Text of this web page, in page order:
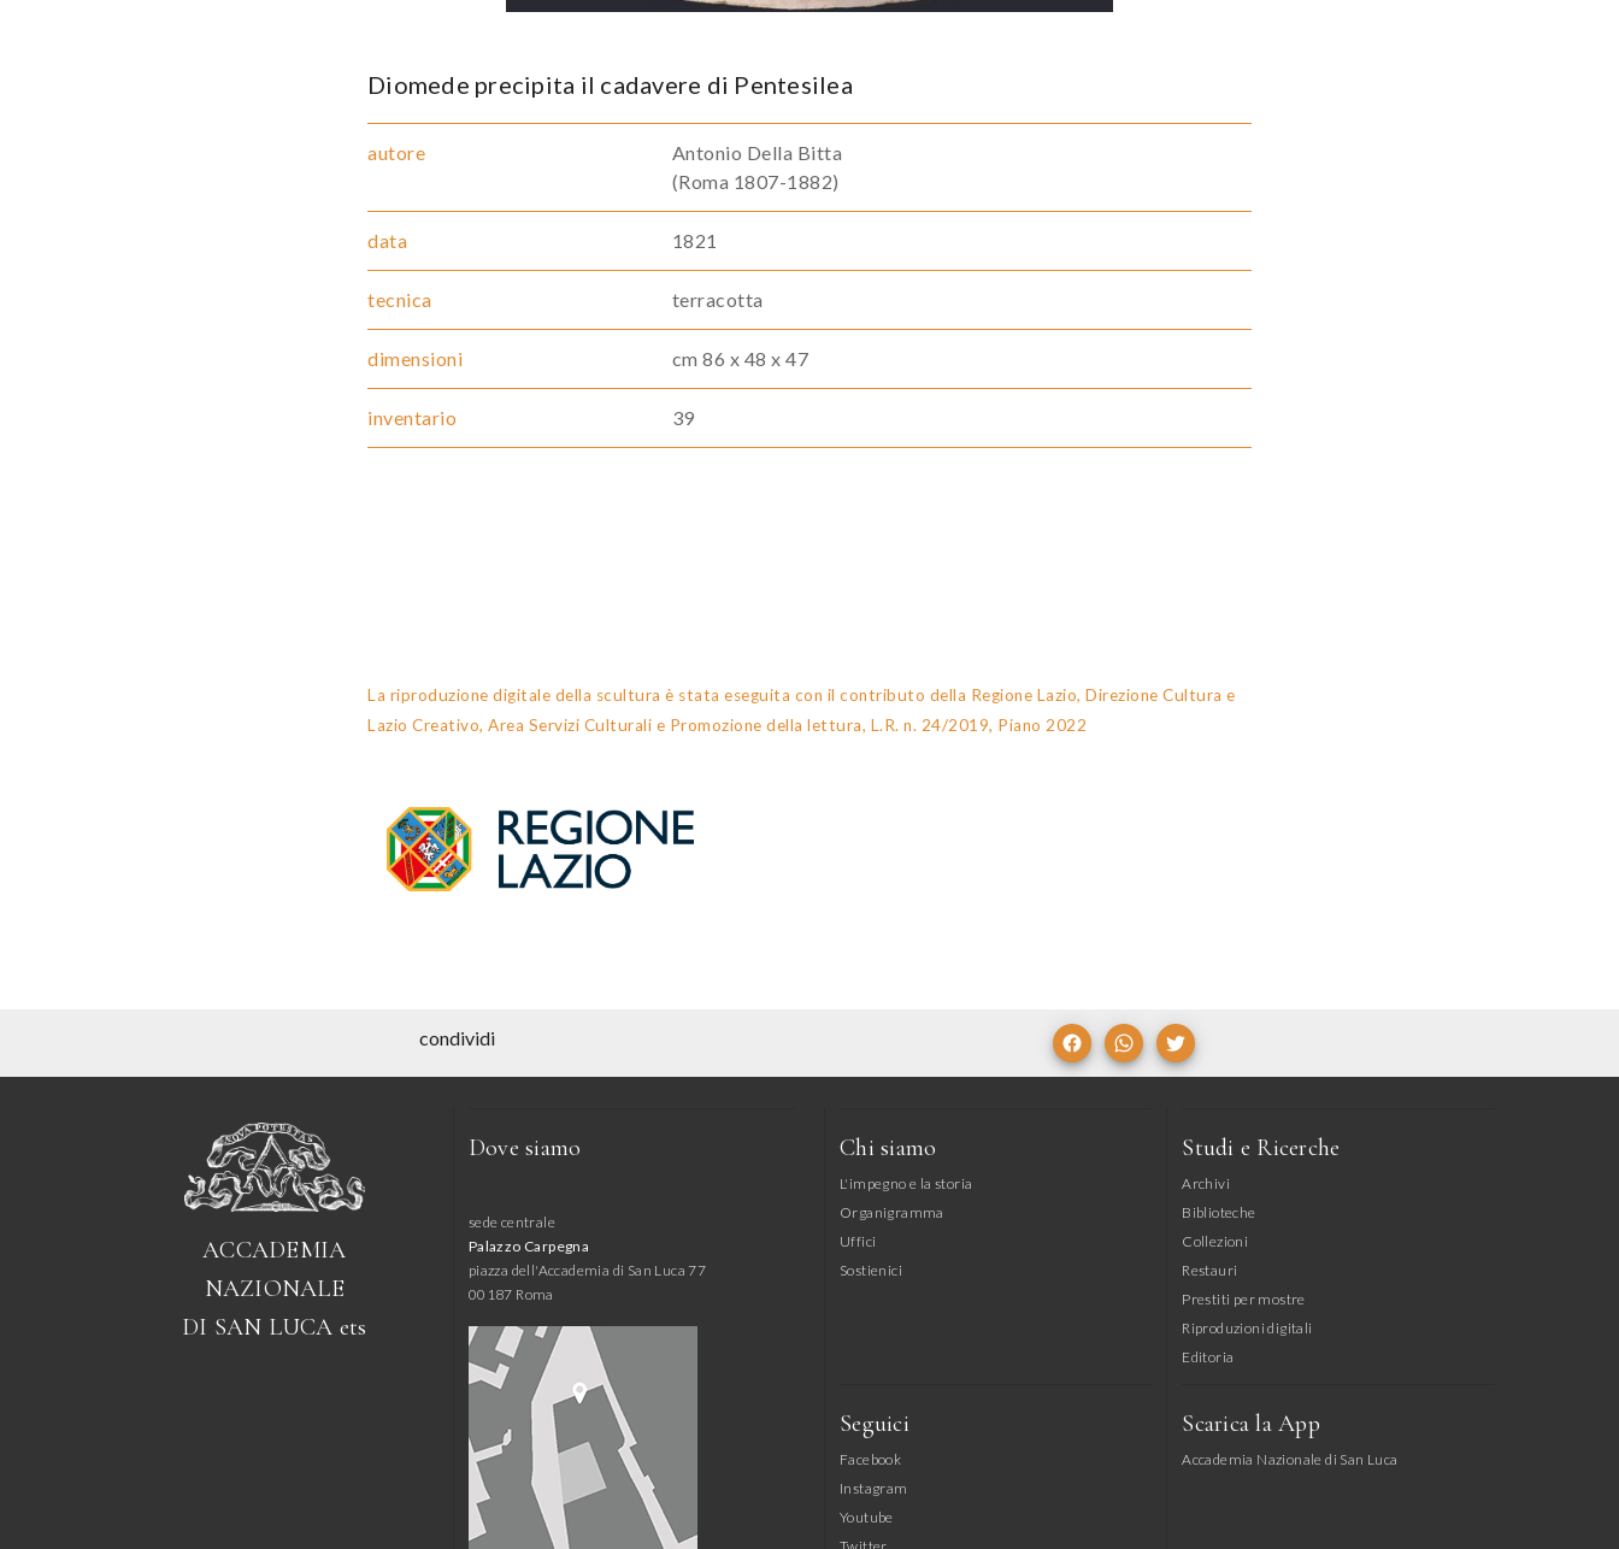
Diomede precipita il cadavere di Pentesilea
autore
Antonio Della Bitta
(Roma 1807-1882)
data 1821
tecnica terracotta
dimensioni cm 86 x 48 x 47
inventario 39
La riproduzione digitale della scultura è stata eseguita con il contributo della Regione Lazio, Direzione Cultura e
Lazio Creativo, Area Servizi Culturali e Promozione della lettura, L.R. n. 24/2019, Piano 2022
condividi
ACCADEMIA
NAZIONALE
DI SAN LUCA ets
Dove siamo
sede centrale
Palazzo Carpegna
piazza dell'Accademia di San Luca 77
00187 Roma
Chi siamo
L'impegno e la storia
Organigramma
Uffici
Sostienici
Studi e Ricerche
Archivi
Biblioteche
Collezioni
Restauri
Prestiti per mostre
Riproduzioni digitali
Editoria
Seguici
Facebook
Instagram
Youtube
Scarica la App
Accademia Nazionale di San Luca